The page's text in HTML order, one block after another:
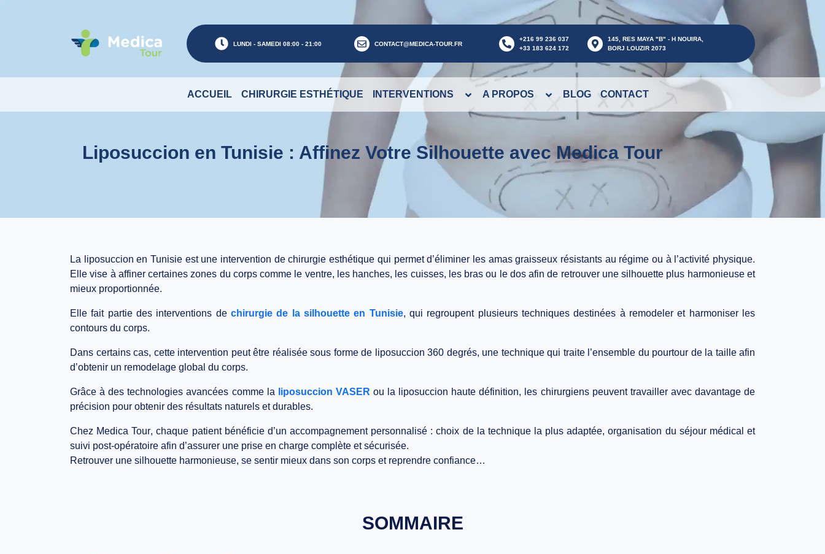
LUNDI - SAMEDI 08:00 - 21:00 CONTACT@MEDICA-TOUR.FR
+216 99 236 037
+33 183 624 172
145, RES MAYA "B" - H NOUIRA,
BORJ LOUZIR 2073
ACCUEIL CHIRURGIE ESTHÉTIQUE INTERVENTIONS A PROPOS BLOG CONTACT
Liposuccion en Tunisie : Affinez Votre Silhouette avec Medica Tour
La liposuccion en Tunisie est une intervention de chirurgie esthétique qui permet d’éliminer les amas graisseux résistants au régime ou à l’activité physique.
Elle vise à affiner certaines zones du corps comme le ventre, les hanches, les cuisses, les bras ou le dos afin de retrouver une silhouette plus harmonieuse et
mieux proportionnée.
Elle fait partie des interventions de chirurgie de la silhouette en Tunisie, qui regroupent plusieurs techniques destinées à remodeler et harmoniser les
contours du corps.
Dans certains cas, cette intervention peut être réalisée sous forme de liposuccion 360 degrés, une technique qui traite l’ensemble du pourtour de la taille afin
d’obtenir un remodelage global du corps.
Grâce à des technologies avancées comme la liposuccion VASER ou la liposuccion haute définition, les chirurgiens peuvent travailler avec davantage de
précision pour obtenir des résultats naturels et durables.
Chez Medica Tour, chaque patient bénéficie d’un accompagnement personnalisé : choix de la technique la plus adaptée, organisation du séjour médical et
suivi post-opératoire afin d’assurer une prise en charge complète et sécurisée.
Retrouver une silhouette harmonieuse, se sentir mieux dans son corps et reprendre confiance…
SOMMAIRE